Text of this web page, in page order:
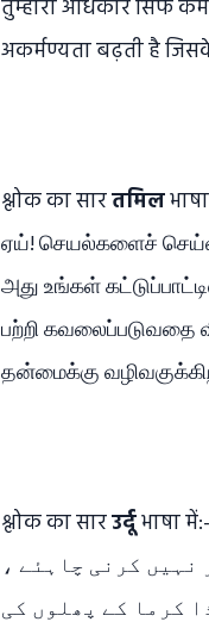
तुम्हारा अधिकार सिर्फ
अकर्मण्यता बढ़ती है
श्लोक का सारतमिल
ஏய்! செயல்களைச்
அது உங்கள்
பற்றி கவலைப்படுவதை
தன்மைக்கு
श्लोक का सारउर्दूभाषा में:-ارجن کے ذریعہ لارڈ شری کرشنا پوری انسانیت کو یہ تعلیم دیتے ہیں
نہیں کرنی چاہئے ،
کرما کے پھلوں کی